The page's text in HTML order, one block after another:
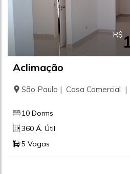
R$
Aclimação
São Paulo | Casa Comercial |
10 Dorms
360 Á. Útil
5 Vagas